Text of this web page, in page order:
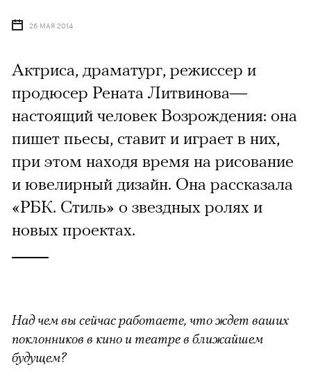
26 МАЯ 2014
Актриса, драматург, режиссер и
продюсер Рената Литвинова—
настоящий человек Возрождения: она
пишет пьесы, ставит и играет в них,
при этом находя время на рисование
и ювелирный дизайн. Она рассказала
«РБК. Стиль» о звездных ролях и
новых проектах.
Над чем вы сейчас работаете, что ждет ваших
поклонников в кино и театре в ближайшем
будущем?